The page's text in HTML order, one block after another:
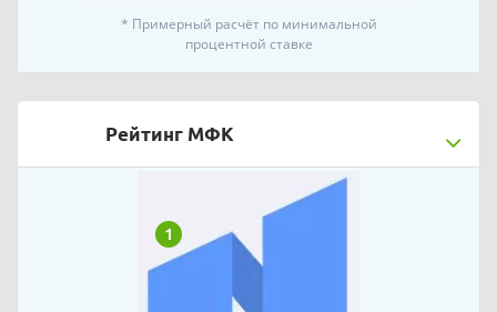
* Примерный расчёт по минимальной
процентной ставке
Рейтинг МФК
1